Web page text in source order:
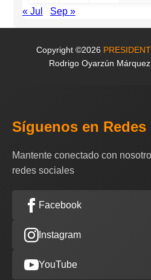
« Jul Sep »
Copyright ©2026
Rodrigo Oyarzún
Síguenos en Redes
Mantente conectado con
redes sociales
Facebook
Instagram
YouTube